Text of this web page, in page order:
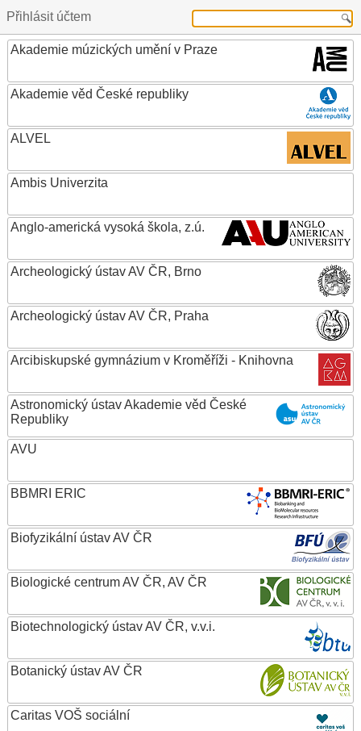
Přihlásit účtem
Akademie múzických umění v Praze
Akademie věd České republiky
ALVEL
Ambis Univerzita
Anglo-americká vysoká škola, z.ú.
Archeologický ústav AV ČR, Brno
Archeologický ústav AV ČR, Praha
Arcibiskupské gymnázium v Kroměříži - Knihovna
Astronomický ústav Akademie věd České
Republiky
AVU
BBMRI ERIC
Biofyzikální ústav AV ČR
Biologické centrum AV ČR, AV ČR
Biotechnologický ústav AV ČR, v.v.i.
Botanický ústav AV ČR
Caritas VOŠ sociální